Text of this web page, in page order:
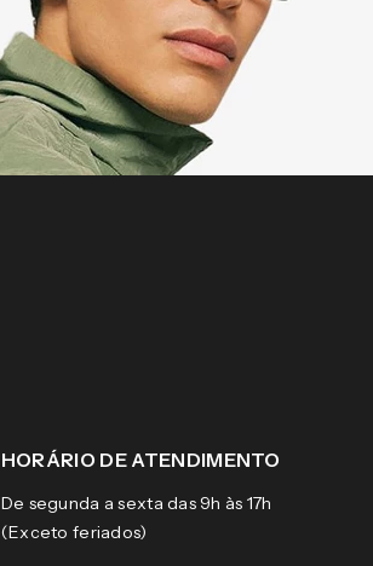
HORÁRIO DE ATENDIMENTO
De segunda a sexta das 9h às 17h
(Exceto feriados)